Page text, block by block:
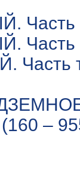
Часть
Часть
–